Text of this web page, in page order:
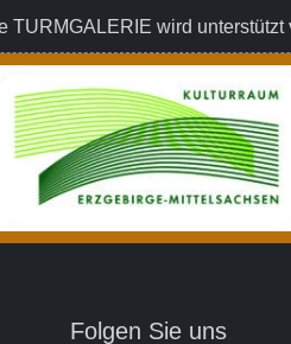
TURMGALERIE wird unterstützt
Folgen Sie uns